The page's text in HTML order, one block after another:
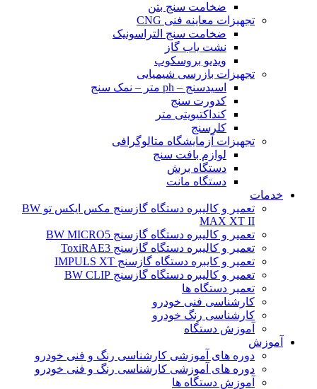
ضخامت سنج بتن
تجهیزات معاینه فنی CNG
ضخامت سنج التراسونیک
نشت یاب گاز
ویدیو بروسکوپ
تجهیزات بازرسی شیمیایی
اسیدسنج – ph متر – نمک سنج
کدورت سنج
کنداکتیویتی متر
کلرسنج
تجهیزات آزمایشگاه متالوگرافی
لوازم بافت سنج
دستگاه برش
دستگاه مانت
خدمات
تعمیر و کالیبره دستگاه گازسنج مکس ایکس تو BW
MAX XT II
تعمیر و کالیبره دستگاه گازسنج BW MICRO5
تعمیر و کالیبره دستگاه گازسنج ToxiRAE3
تعمیر و کایبره دستگاه گازسنج IMPULS XT
تعمیر و کالیبره دستگاه گازسنج BW CLIP
تعمیر دستگاه ها
کارشناسی فنی خودرو
کارشناسی رنگ خودرو
آموزش دستگاه
آموزش
دوره های آموزشی کارشناسی رنگ و فنی خودرو
دوره های آموزشی کارشناسی رنگ و فنی خودرو
آموزش دستگاه ها